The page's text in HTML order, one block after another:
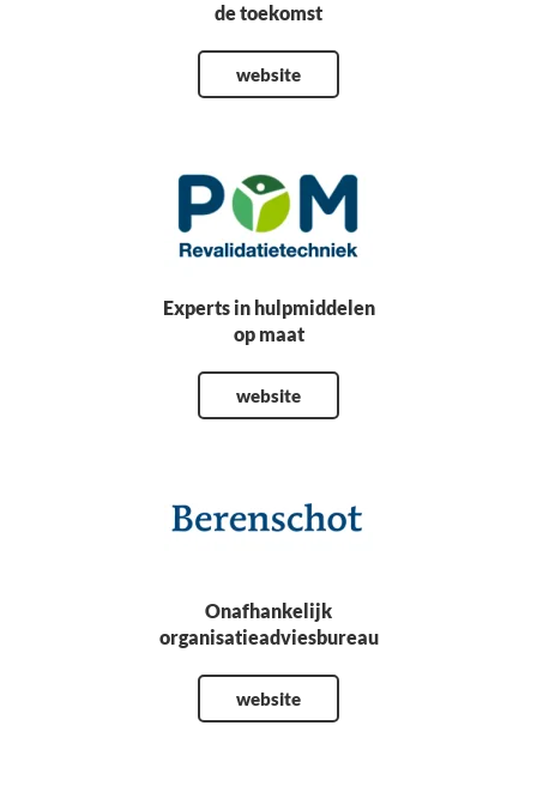
de toekomst
website
Experts in hulpmiddelen
op maat
website
Onafhankelijk
organisatieadviesbureau
website